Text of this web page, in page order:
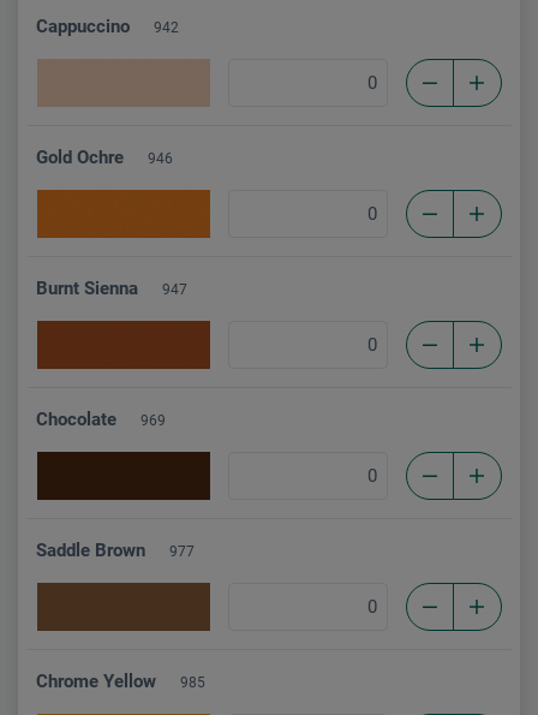
Cappuccino 942
Gold Ochre 946
Burnt Sienna 947
Chocolate 969
Saddle Brown 977
Chrome Yellow 985